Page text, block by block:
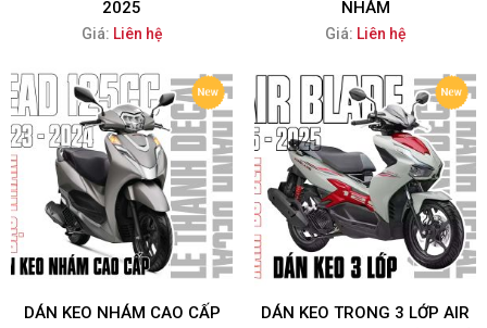
2025
Giá: Liên hệ
NHÁM
Giá: Liên hệ
DÁN KEO NHÁM CAO CẤP
DÁN KEO TRONG 3 LỚP AIR